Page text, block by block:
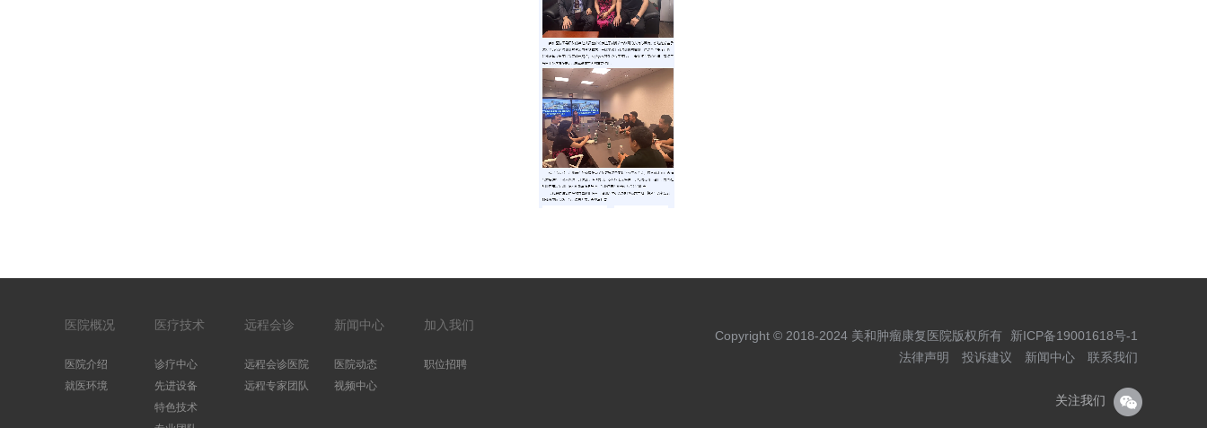
医院概况
医院介绍
就医环境
医疗技术
诊疗中心
先进设备
特色技术
远程会诊
远程会诊医院
远程专家团队
新闻中心
医院动态
视频中心
加入我们
职位招聘
Copyright © 2018-2024 美和肿瘤康复医院版权所有
新ICP备19001618号-1
法律声明
投诉建议 新闻中心 联系我们
关注我们